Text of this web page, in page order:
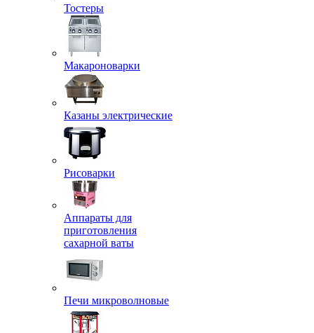
Тостеры
Макароноварки
Казаны электрические
Рисоварки
Аппараты для
приготовления
сахарной ваты
Печи микроволновые